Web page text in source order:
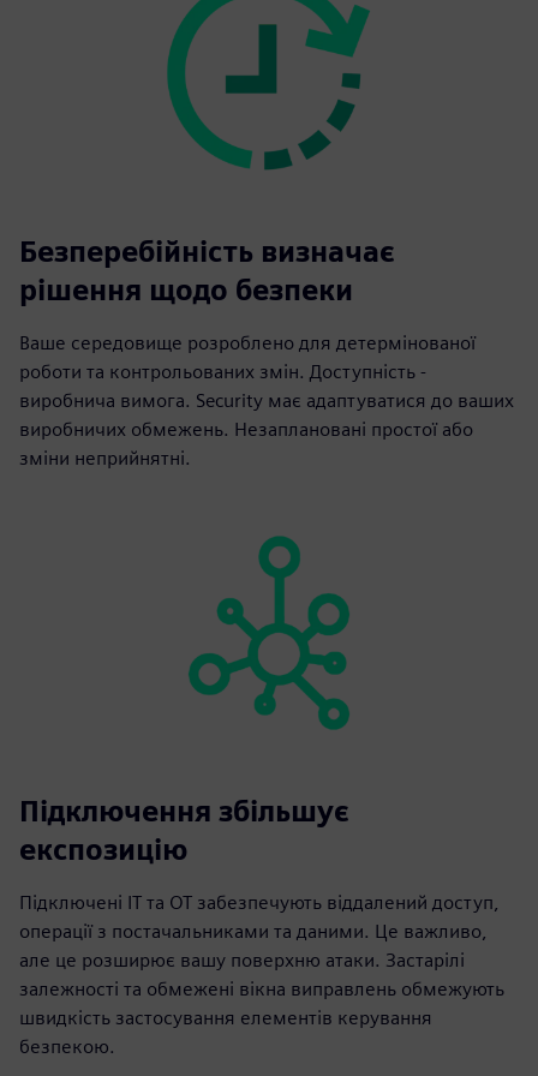
Безперебійність визначає
рішення щодо безпеки
Ваше середовище розроблено для детермінованої
роботи та контрольованих змін. Доступність -
виробнича вимога. Security має адаптуватися до ваших
виробничих обмежень. Незаплановані простої або
зміни неприйнятні.
Підключення збільшує
експозицію
Підключені ІТ та ОТ забезпечують віддалений доступ,
операції з постачальниками та даними. Це важливо,
але це розширює вашу поверхню атаки. Застарілі
залежності та обмежені вікна виправлень обмежують
швидкість застосування елементів керування
безпекою.